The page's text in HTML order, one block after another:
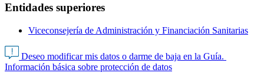
Entidades superiores
Viceconsejería de Administración y Financiación Sanitarias
Deseo modificar mis datos o darme de baja en la Guía.
Información básica sobre protección de datos